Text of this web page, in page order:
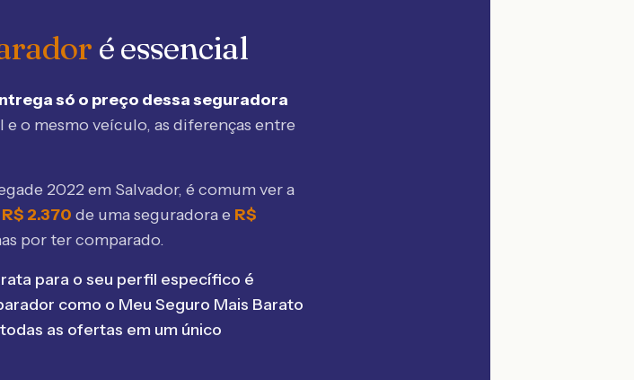
é essencial
só o preço dessa seguradora
o mesmo veículo, as diferenças entre
2022 em Salvador, é comum ver a
R$ 2.370 de uma seguradora e R$
por ter comparado.
para o seu perfil específico é
como o Meu Seguro Mais Barato
as ofertas em um único